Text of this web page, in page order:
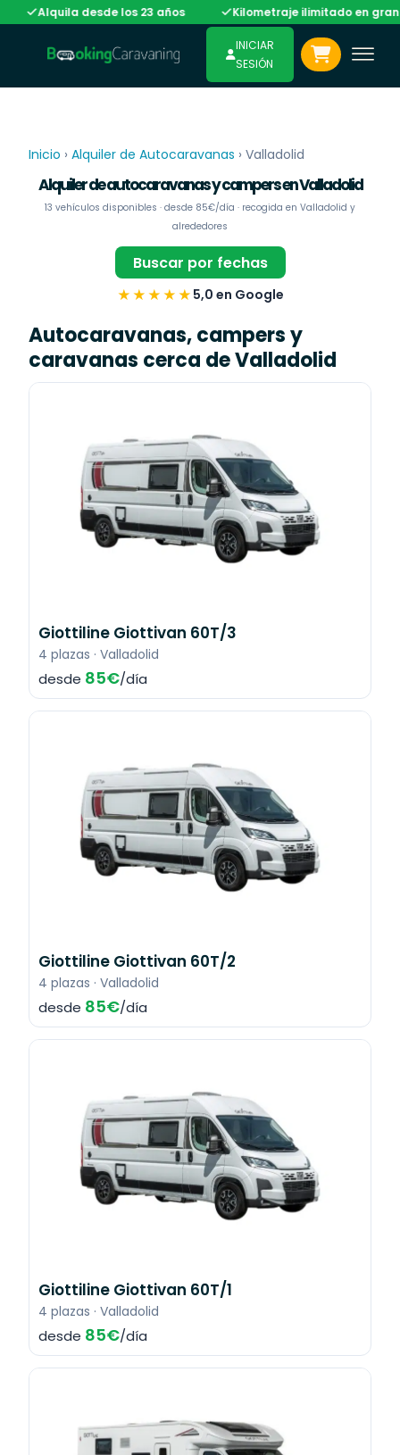
Alquila desde los 23 años Kilometraje ilimitado en gran
INICIAR
SESIÓN
Inicio ›Alquiler de Autocaravanas ›Valladolid
Alquiler de autocaravanas y campers en Valladolid
13 vehículos disponibles · desde 85€/día · recogida en Valladolid y
alrededores
Buscar por fechas
★★★★★ 5,0 en Google
Autocaravanas, campers y
caravanas cerca de Valladolid
Giottiline Giottivan 60T/3
4 plazas · Valladolid
desde 85€/día
Giottiline Giottivan 60T/2
4 plazas · Valladolid
desde 85€/día
Giottiline Giottivan 60T/1
4 plazas · Valladolid
desde 85€/día